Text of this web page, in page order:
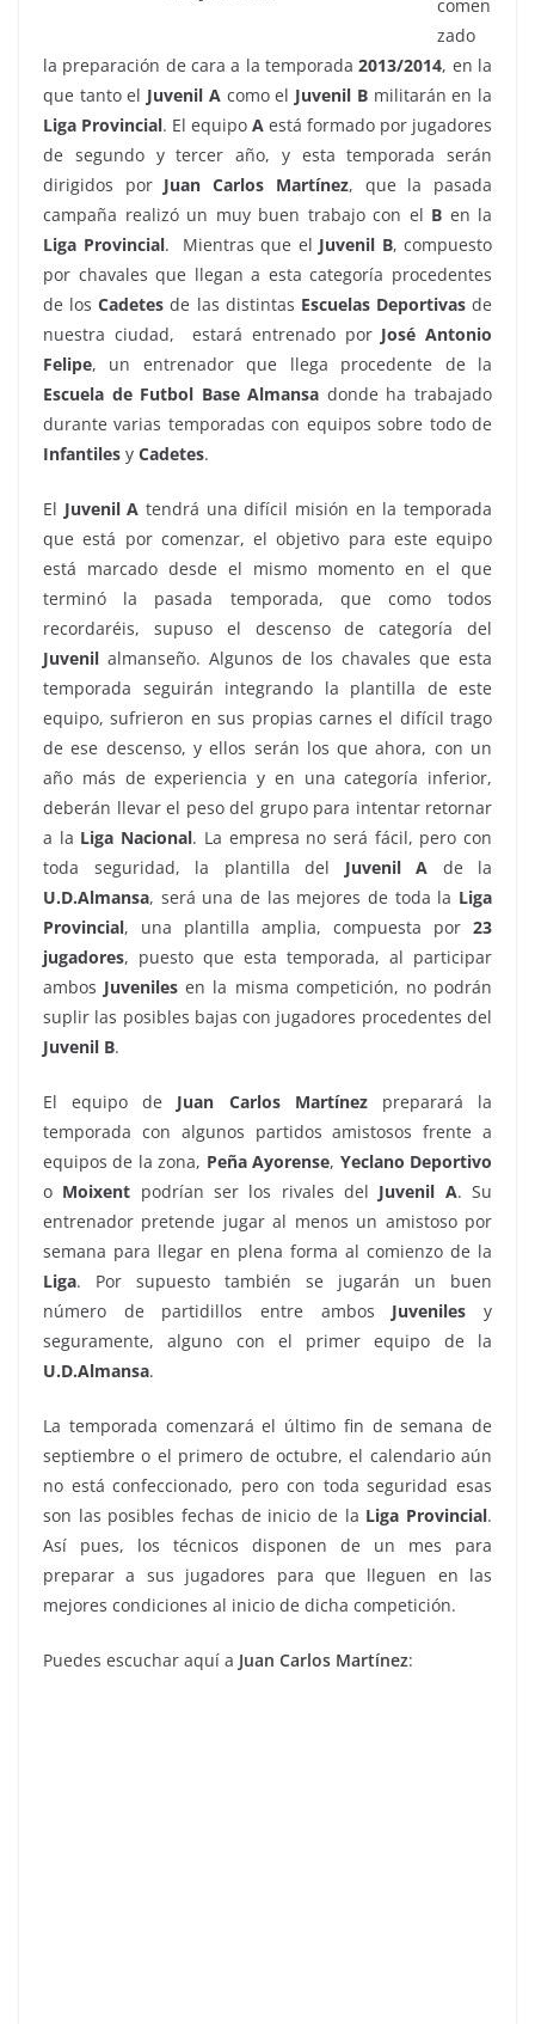
comen
zado
la preparación de cara a la temporada2013/2014, en la
que tanto el Juvenil Acomo el Juvenil Bmilitarán en la
Liga Provincial. El equipo A está formado por jugadores
de segundo y tercer año, y esta temporada serán
dirigidos por Juan Carlos Martínez, que la pasada
campaña realizó un muy buen trabajo con el B en la
Liga Provincial. Mientras que el Juvenil B, compuesto
por chavales que llegan a esta categoría procedentes
de losCadetes de las distintas Escuelas Deportivasde
nuestra ciudad, estará entrenado por José Antonio
Felipe, un entrenador que llega procedente de la
Escuela de Futbol Base Almansa donde ha trabajado
durante varias temporadas con equipos sobre todo de
Infantiles y Cadetes.
El Juvenil A tendrá una difícil misión en la temporada
que está por comenzar, el objetivo para este equipo
está marcado desde el mismo momento en el que
terminó la pasada temporada, que como todos
recordaréis, supuso el descenso de categoría del
Juvenil almanseño. Algunos de los chavales que esta
temporada seguirán integrando la plantilla de este
equipo, sufrieron en sus propias carnes el difícil trago
de ese descenso, y ellos serán los que ahora, con un
año más de experiencia y en una categoría inferior,
deberán llevar el peso del grupo para intentar retornar
a la Liga Nacional. La empresa no será fácil, pero con
toda seguridad, la plantilla del Juvenil A de la
U.D.Almansa, será una de las mejores de toda la Liga
Provincial, una plantilla amplia, compuesta por 23
jugadores, puesto que esta temporada, al participar
ambos Juveniles en la misma competición, no podrán
suplir las posibles bajas con jugadores procedentes del
Juvenil B.
El equipo de Juan Carlos Martínezpreparará la
temporada con algunos partidos amistosos frente a
equipos de la zona, Peña Ayorense, Yeclano Deportivo
o Moixent podrían ser los rivales del Juvenil A. Su
entrenador pretende jugar al menos un amistoso por
semana para llegar en plena forma al comienzo de la
Liga. Por supuesto también se jugarán un buen
número de partidillos entre ambos Juveniles y
seguramente, alguno con el primer equipo de la
U.D.Almansa.
La temporada comenzará el último fin de semana de
septiembre o el primero de octubre, el calendario aún
no está confeccionado, pero con toda seguridad esas
son las posibles fechas de inicio de la Liga Provincial.
Así pues, los técnicos disponen de un mes para
preparar a sus jugadores para que lleguen en las
mejores condiciones al inicio de dicha competición.
Puedes escuchar aquí a Juan Carlos Martínez: